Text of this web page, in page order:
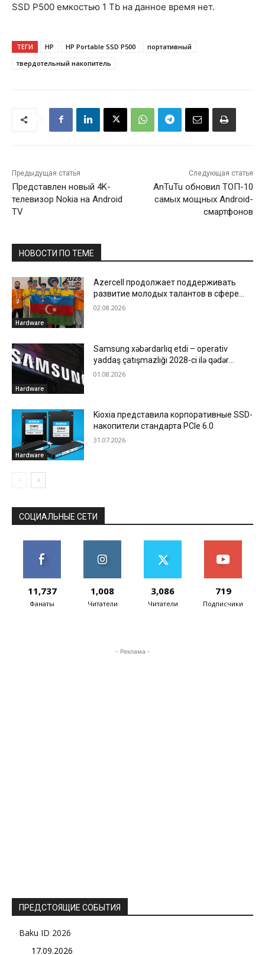
SSD P500 емкостью 1 Tb на данное время нет.
ТЕГИ HP HP Portable SSD P500
портативный
твердотельный накопитель
Предыдущая статья
Представлен новый 4K-
телевизор Nokia на Android
TV
Следующая статья
AnTuTu обновил ТОП-10
самых мощных Android-
смартфонов
НОВОСТИ ПО ТЕМЕ
Hardware
Azercell продолжает поддерживать
развитие молодых талантов в сфере
информатики
02.08.2026
Hardware
Samsung xəbərdarlıq etdi – operativ
yaddaş çatışmazlığı 2028-ci ilə qədər
davam edə bilər
01.08.2026
Hardware
Kioxia представила корпоративные SSD-
накопители стандарта PCIe 6.0
31.07.2026
СОЦИАЛЬНЫЕ СЕТИ
11,737
Фанаты
1,008
Читатели
3,086
Читатели
719
Подписчики
- Реклама -
ПРЕДСТОЯЩИЕ СОБЫТИЯ
Baku ID 2026
17.09.2026